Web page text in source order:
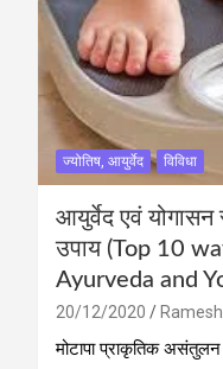
ज्योतिष, आयुर्वेद विविधा
आयुर्वेद एवं
उपाय (Top 10
Ayurveda and
20/12/2020
मोटापा प्राकृतिक